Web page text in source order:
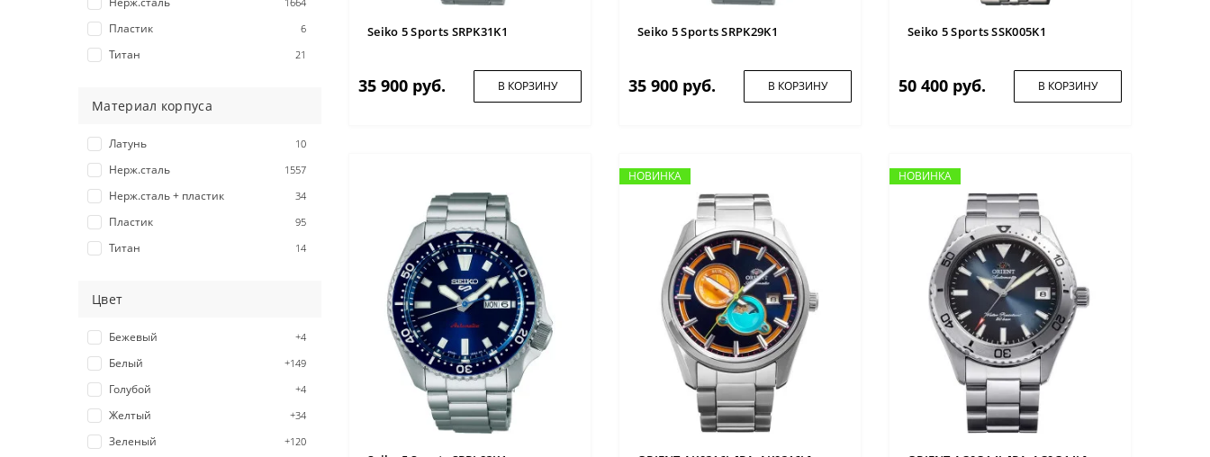
Пластик 6
Титан 21
Материал корпуса
Латунь 10
Нерж.сталь 1557
Нерж.сталь + пластик 34
Пластик 95
Титан 14
Цвет
Бежевый +4
Белый +149
Голубой +4
Желтый +34
Зеленый +120
Seiko 5 Sports SRPK31K1
35 900 руб. В КОРЗИНУ
Seiko 5 Sports SRPK29K1
35 900 руб. В КОРЗИНУ
Seiko 5 Sports SSK005K1
50 400 руб. В КОРЗИНУ
НОВИНКА
НОВИНКА НОВИНКА
НОВИНКА